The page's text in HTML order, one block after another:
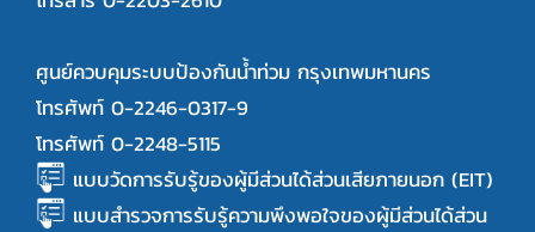
ศูนย์ควบคุมระบบป้องกันน้ำท่วม กรุงเทพมหานคร
โทรศัพท์ 0-2246-0317-9
โทรศัพท์ 0-2248-5115
แบบวัดการรับรู้ของผู้มีส่วนได้ส่วนเสียภายนอก (EIT)
แบบสำรวจการรับรู้ความพึงพอใจของผู้มีส่วนได้ส่วน